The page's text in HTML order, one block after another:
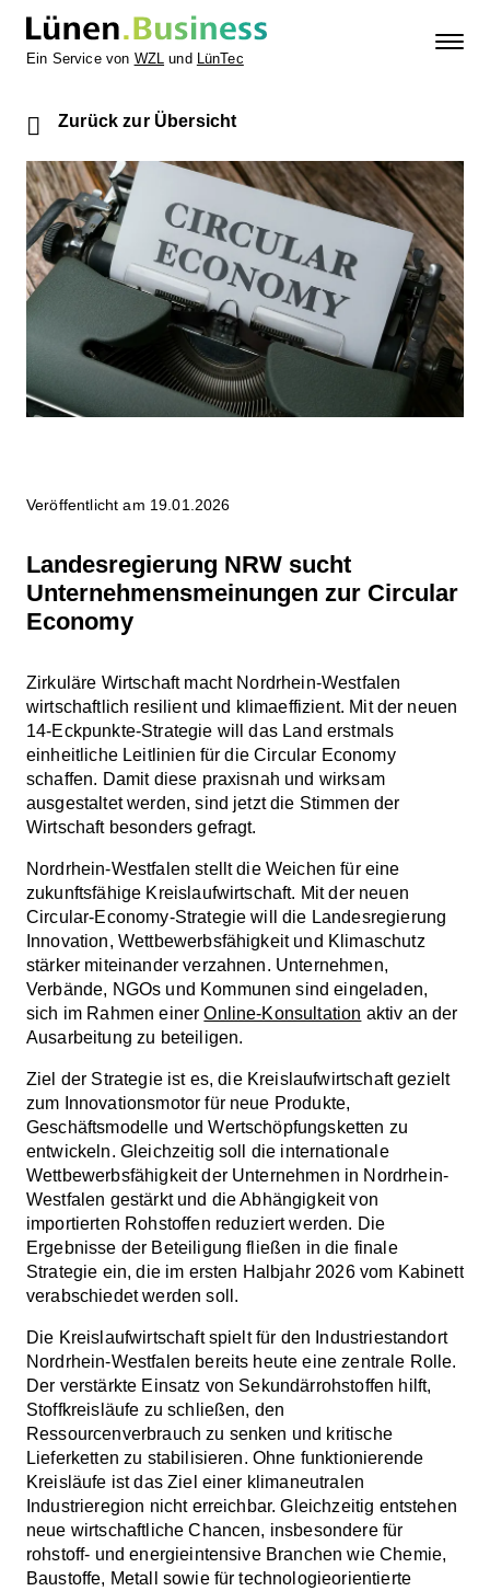
Ein Service von WZL und LünTec
Zurück zur Übersicht
Veröffentlicht am 19.01.2026
Landesregierung NRW sucht
Unternehmensmeinungen zur Circular
Economy
Zirkuläre Wirtschaft macht Nordrhein-Westfalen
wirtschaftlich resilient und klimaeffizient. Mit der neuen
14-Eckpunkte-Strategie will das Land erstmals
einheitliche Leitlinien für die Circular Economy
schaffen. Damit diese praxisnah und wirksam
ausgestaltet werden, sind jetzt die Stimmen der
Wirtschaft besonders gefragt.
Nordrhein-Westfalen stellt die Weichen für eine
zukunftsfähige Kreislaufwirtschaft. Mit der neuen
Circular-Economy-Strategie will die Landesregierung
Innovation, Wettbewerbsfähigkeit und Klimaschutz
stärker miteinander verzahnen. Unternehmen,
Verbände, NGOs und Kommunen sind eingeladen,
sich im Rahmen einerOnline-Konsultation aktiv an der
Ausarbeitung zu beteiligen.
Ziel der Strategie ist es, die Kreislaufwirtschaft gezielt
zum Innovationsmotor für neue Produkte,
Geschäftsmodelle und Wertschöpfungsketten zu
entwickeln. Gleichzeitig soll die internationale
Wettbewerbsfähigkeit der Unternehmen in Nordrhein-
Westfalen gestärkt und die Abhängigkeit von
importierten Rohstoffen reduziert werden. Die
Ergebnisse der Beteiligung fließen in die finale
Strategie ein, die im ersten Halbjahr 2026 vom Kabinett
verabschiedet werden soll.
Die Kreislaufwirtschaft spielt für den Industriestandort
Nordrhein-Westfalen bereits heute eine zentrale Rolle.
Der verstärkte Einsatz von Sekundärrohstoffen hilft,
Stoffkreisläufe zu schließen, den
Ressourcenverbrauch zu senken und kritische
Lieferketten zu stabilisieren. Ohne funktionierende
Kreisläufe ist das Ziel einer klimaneutralen
Industrieregion nicht erreichbar. Gleichzeitig entstehen
neue wirtschaftliche Chancen, insbesondere für
rohstoff- und energieintensive Branchen wie Chemie,
Baustoffe, Metall sowie für technologieorientierte